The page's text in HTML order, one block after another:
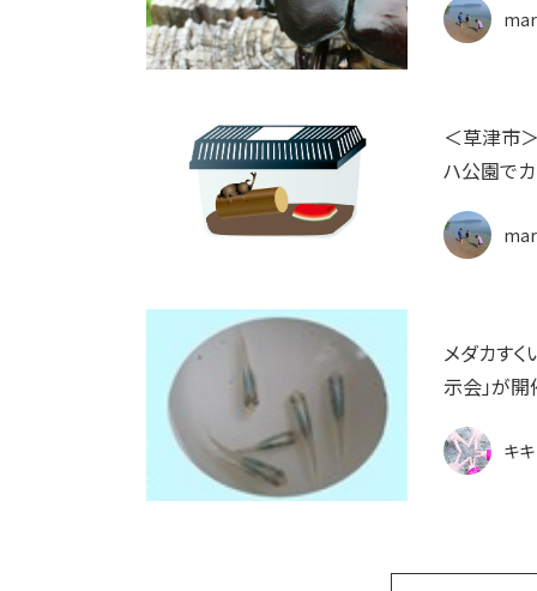
＜草津市
ハ公園で
メダカす
示会」が開
キキ